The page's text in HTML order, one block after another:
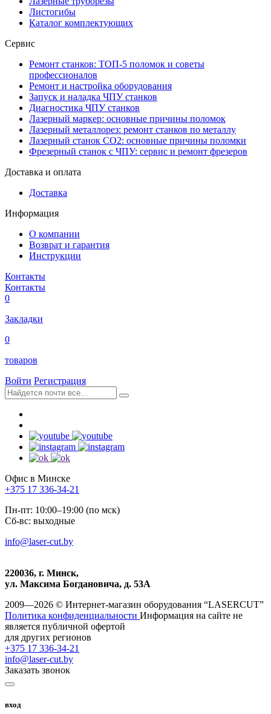
Листогибы
Каталог комплектующих
Сервис
Ремонт станков: ТОП-5 поломок и советы
профессионалов
Ремонт и настройка оборудования
Запуск и наладка ЧПУ станков
Диагностика ЧПУ станков
Лазерный маркер: основные причины поломок
Лазерный металлорез: ремонт станков по металлу
Лазерный станок СО2: основные причины поломки
Фрезерный станок с ЧПУ: сервис и ремонт фрезеров
Доставка и оплата
Доставка
Информация
О компании
Возврат и гарантия
Инструкции
Контакты
Контакты
0
Закладки
0
товаров
Войти Регистрация
Офис в Минске
+375 17 336-34-21
Пн-пт: 10:00–19:00 (по мск)
Сб-вс: выходные
info@laser-cut.by
220036, г. Минск,
ул. Максима Богдановича, д. 53А
2009—2026 © Интернет-магазин оборудования “LASERCUT”
Политика конфиденциальности Информация на сайте не
является публичной офертой
для других регионов
+375 17 336-34-21
info@laser-cut.by
Заказать звонок
вход